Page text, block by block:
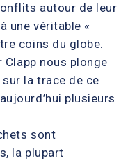
autour de leur
une véritable «
coins du globe.
nous plonge
la trace de ce
plusieurs
sont
la plupart